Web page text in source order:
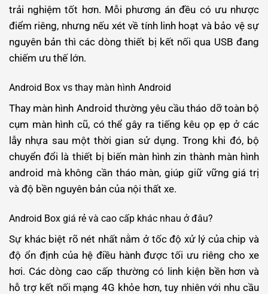
trải nghiệm tốt hơn. Mỗi phương án đều có ưu nhược
điểm riêng, nhưng nếu xét về tính linh hoạt và bảo vệ sự
nguyên bản thì các dòng thiết bị kết nối qua USB đang
chiếm ưu thế lớn.
Android Box vs thay màn hình Android
Thay màn hình Android thường yêu cầu tháo dỡ toàn bộ
cụm màn hình cũ, có thể gây ra tiếng kêu ọp ẹp ở các
lẫy nhựa sau một thời gian sử dụng. Trong khi đó, bộ
chuyển đổi là thiết bị biến màn hình zin thành màn hình
android mà không cần tháo màn, giúp giữ vững giá trị
và độ bền nguyên bản của nội thất xe.
Android Box giá rẻ và cao cấp khác nhau ở đâu?
Sự khác biệt rõ nét nhất nằm ở tốc độ xử lý của chip và
độ ổn định của hệ điều hành được tối ưu riêng cho xe
hơi. Các dòng cao cấp thường có linh kiện bền hơn và
hỗ trợ kết nối mạng 4G khỏe hơn, tuy nhiên với nhu cầu